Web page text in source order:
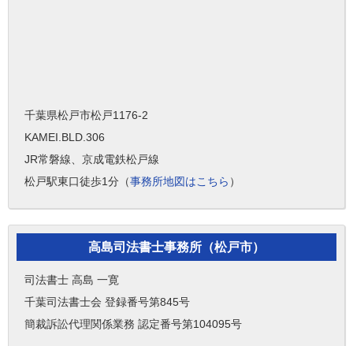
千葉県松戸市松戸1176-2
KAMEI.BLD.306
JR常磐線、京成電鉄松戸線
松戸駅東口徒歩1分（事務所地図はこちら ）
高島司法書士事務所（松戸市）
司法書士 高島 一寛
千葉司法書士会 登録番号第845号
簡裁訴訟代理関係業務 認定番号第104095号